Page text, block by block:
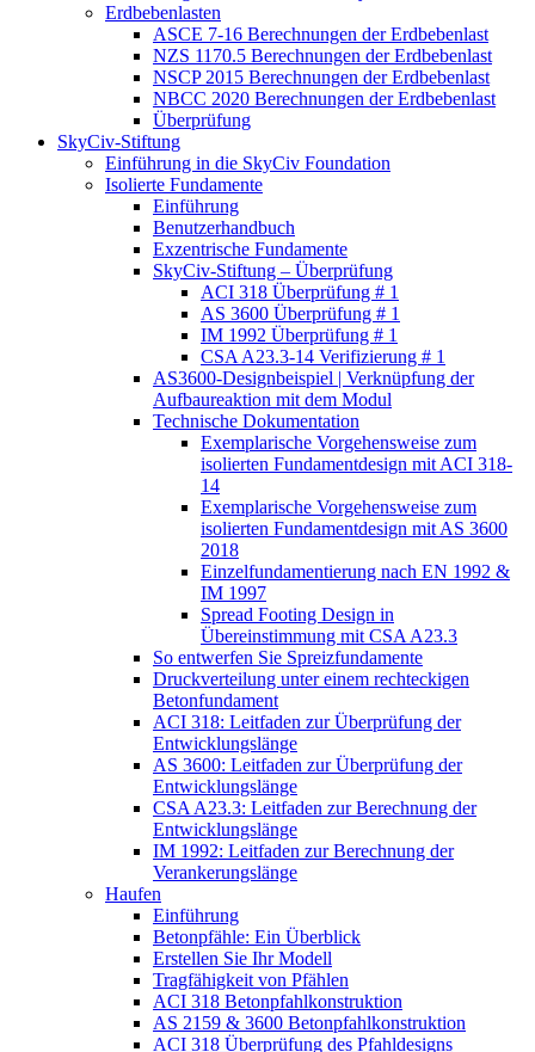
Erdbebenlasten
ASCE 7-16 Berechnungen der Erdbebenlast
NZS 1170.5 Berechnungen der Erdbebenlast
NSCP 2015 Berechnungen der Erdbebenlast
NBCC 2020 Berechnungen der Erdbebenlast
Überprüfung
SkyCiv-Stiftung
Einführung in die SkyCiv Foundation
Isolierte Fundamente
Einführung
Benutzerhandbuch
Exzentrische Fundamente
SkyCiv-Stiftung – Überprüfung
ACI 318 Überprüfung # 1
AS 3600 Überprüfung # 1
IM 1992 Überprüfung # 1
CSA A23.3-14 Verifizierung # 1
AS3600-Designbeispiel | Verknüpfung der
Aufbaureaktion mit dem Modul
Technische Dokumentation
Exemplarische Vorgehensweise zum
isolierten Fundamentdesign mit ACI 318-
14
Exemplarische Vorgehensweise zum
isolierten Fundamentdesign mit AS 3600
2018
Einzelfundamentierung nach EN 1992 &
IM 1997
Spread Footing Design in
Übereinstimmung mit CSA A23.3
So entwerfen Sie Spreizfundamente
Druckverteilung unter einem rechteckigen
Betonfundament
ACI 318: Leitfaden zur Überprüfung der
Entwicklungslänge
AS 3600: Leitfaden zur Überprüfung der
Entwicklungslänge
CSA A23.3: Leitfaden zur Berechnung der
Entwicklungslänge
IM 1992: Leitfaden zur Berechnung der
Verankerungslänge
Haufen
Einführung
Betonpfähle: Ein Überblick
Erstellen Sie Ihr Modell
Tragfähigkeit von Pfählen
ACI 318 Betonpfahlkonstruktion
AS 2159 & 3600 Betonpfahlkonstruktion
ACI 318 Überprüfung des Pfahldesigns